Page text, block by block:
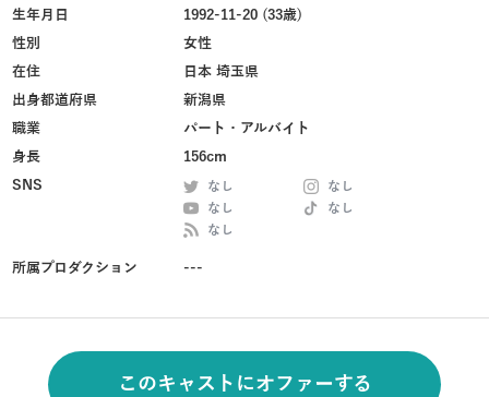
生年月日
1992-11-20 (33歳)
性別
女性
在住
日本 埼玉県
出身都道府県
新潟県
職業
パート・アルバイト
身長
156cm
SNS
なし
なし
なし
なし
なし
所属プロダクション ---
このキャストにオファーする